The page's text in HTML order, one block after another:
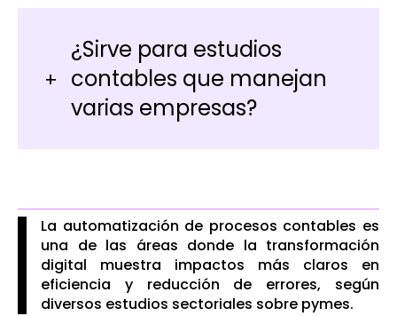
¿Sirve para estudios
contables que manejan
varias empresas?
La automatización de procesos contables es
una de las áreas donde la transformación
digital muestra impactos más claros en
eficiencia y reducción de errores, según
diversos estudios sectoriales sobre pymes.